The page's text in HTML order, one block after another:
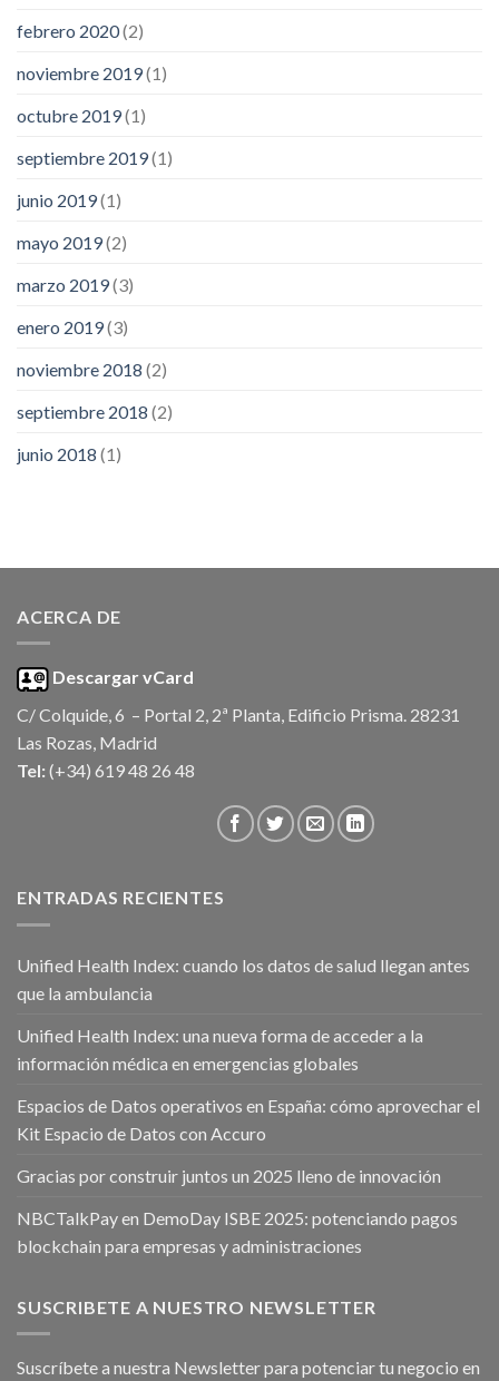
febrero 2020(2)
noviembre 2019(1)
octubre 2019(1)
septiembre 2019(1)
junio 2019(1)
mayo 2019(2)
marzo 2019(3)
enero 2019(3)
noviembre 2018 (2)
septiembre 2018 (2)
junio 2018 (1)
ACERCA DE
Descargar vCard
C/ Colquide, 6 – Portal 2, 2ª Planta, Edificio Prisma. 28231
Las Rozas, Madrid
Tel: (+34) 619 48 26 48
ENTRADAS RECIENTES
Unified Health Index: cuando los datos de salud llegan antes
que la ambulancia
Unified Health Index: una nueva forma de acceder a la
información médica en emergencias globales
Espacios de Datos operativos en España: cómo aprovechar el
Kit Espacio de Datos con Accuro
Gracias por construir juntos un 2025 lleno de innovación
NBCTalkPay en DemoDay ISBE 2025: potenciando pagos
blockchain para empresas y administraciones
SUSCRIBETE A NUESTRO NEWSLETTER
Suscríbete a nuestra Newsletter para potenciar tu negocio en